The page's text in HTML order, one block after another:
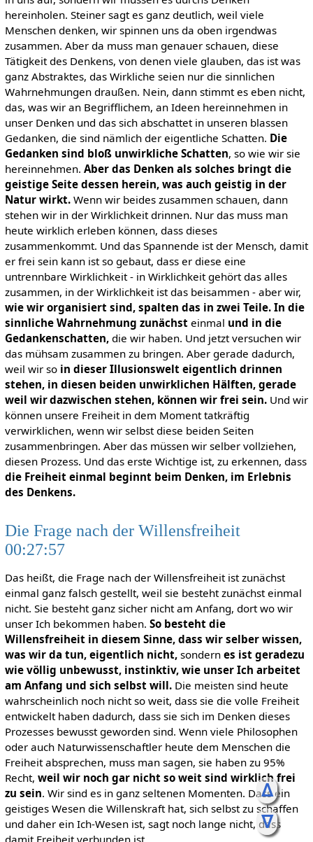
ᐃ
ᐁ
hereinholen. Steiner sagt es ganz deutlich, weil viele
Menschen denken, wir spinnen uns da oben irgendwas
zusammen. Aber da muss man genauer schauen, diese
Tätigkeit des Denkens, von denen viele glauben, das ist was
ganz Abstraktes, das Wirkliche seien nur die sinnlichen
Wahrnehmungen draußen. Nein, dann stimmt es eben nicht,
das, was wir an Begrifflichem, an Ideen hereinnehmen in
unser Denken und das sich abschattet in unseren blassen
Gedanken, die sind nämlich der eigentliche Schatten. Die
Gedanken sind bloß unwirkliche Schatten, so wie wir sie
hereinnehmen. Aber das Denken als solches bringt die
geistige Seite dessen herein, was auch geistig in der
Natur wirkt.Wenn wir beides zusammen schauen, dann
stehen wir in der Wirklichkeit drinnen. Nur das muss man
heute wirklich erleben können, dass dieses
zusammenkommt. Und das Spannende ist der Mensch, damit
er frei sein kann ist so gebaut, dass er diese eine
untrennbare Wirklichkeit - in Wirklichkeit gehört das alles
zusammen, in der Wirklichkeit ist das beisammen - aber wir,
wie wir organisiert sind, spalten das in zwei Teile. In die
sinnliche Wahrnehmung zunächsteinmal und in die
Gedankenschatten,die wir haben. Und jetzt versuchen wir
das mühsam zusammen zu bringen. Aber gerade dadurch,
weil wir so in dieser Illusionswelt eigentlich drinnen
stehen, in diesen beiden unwirklichen Hälften, gerade
weil wir dazwischen stehen, können wir frei sein.Und wir
können unsere Freiheit in dem Moment tatkräftig
verwirklichen, wenn wir selbst diese beiden Seiten
zusammenbringen. Aber das müssen wir selber vollziehen,
diesen Prozess. Und das erste Wichtige ist, zu erkennen, dass
die Freiheit einmal beginnt beim Denken, im Erlebnis
des Denkens.
Die Frage nach der Willensfreiheit
00:27:57
Das heißt, die Frage nach der Willensfreiheit ist zunächst
einmal ganz falsch gestellt, weil sie besteht zunächst einmal
nicht. Sie besteht ganz sicher nicht am Anfang, dort wo wir
unser Ich bekommen haben. So besteht die
Willensfreiheit in diesem Sinne, dass wir selber wissen,
was wir da tun, eigentlich nicht,sondern es ist geradezu
wie völlig unbewusst, instinktiv, wie unser Ich arbeitet
am Anfang und sich selbst will.Die meisten sind heute
wahrscheinlich noch nicht so weit, dass sie die volle Freiheit
entwickelt haben dadurch, dass sie sich im Denken dieses
Prozesses bewusst geworden sind. Wenn viele Philosophen
oder auch Naturwissenschaftler heute dem Menschen die
Freiheit absprechen, muss man sagen, sie haben zu 95%
Recht, weil wir noch gar nicht so weit sind wirklich frei
zu sein. Wir sind es in ganz seltenen Momenten. Dass ein
geistiges Wesen die Willenskraft hat, sich selbst zu schaffen
und daher ein Ich-Wesen ist, sagt noch lange nicht, dass
damit Freiheit verbunden ist.